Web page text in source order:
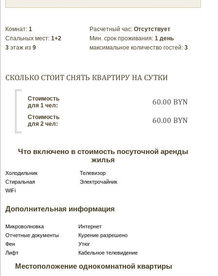
Комнат: 1
Спальных мест: 1+2
3 этаж из 9
Расчетный час: Отсутствует
Мин. срок проживания: 1 день
максимальное количество гостей: 3
СКОЛЬКО СТОИТ СНЯТЬ КВАРТИРУ НА СУТКИ
Стоимость
для 1 чел:
60.00 BYN
Стоимость
для 2 чел:
60.00 BYN
Что включено в стоимость посуточной аренды
жилья
Холодильник
Телевизор
Стиральная
Электрочайник
WiFi
Дополнительная информация
Микроволновка
Интернет
Отчетные документы
Курение разрешено
Фен
Утюг
Лифт
Кабельное телевидение
Местоположение однокомнатной квартиры